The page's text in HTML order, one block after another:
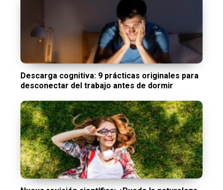
Descarga cognitiva: 9 prácticas originales para
desconectar del trabajo antes de dormir